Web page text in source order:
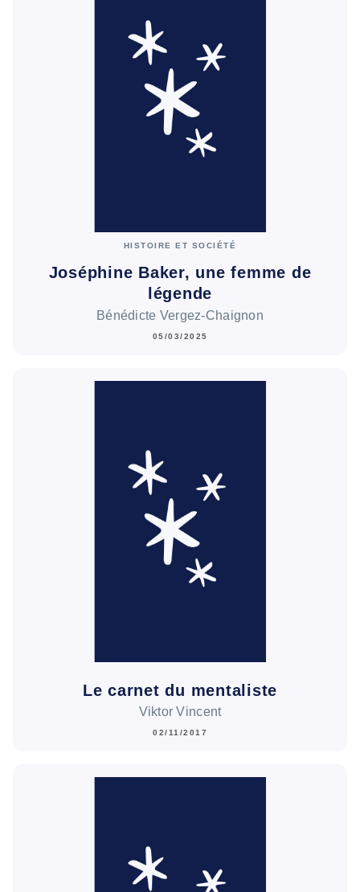
HISTOIRE ET SOCIÉTÉ
Joséphine Baker, une femme de
légende
Bénédicte Vergez-Chaignon
05/03/2025
Le carnet du mentaliste
Viktor Vincent
02/11/2017